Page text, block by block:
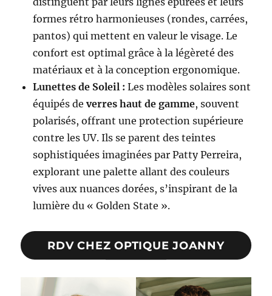
formes rétro harmonieuses (rondes, carrées,
pantos) qui mettent en valeur le visage. Le
confort est optimal grâce à la légèreté des
matériaux et à la conception ergonomique.
Lunettes de Soleil : Les modèles solaires sont
équipés deverres haut de gamme, souvent
polarisés, offrant une protection supérieure
contre les UV. Ils se parent des teintes
sophistiquées imaginées par Patty Perreira,
explorant une palette allant des couleurs
vives aux nuances dorées, s’inspirant de la
lumière du « Golden State ».
RDV CHEZ OPTIQUE JOANNY